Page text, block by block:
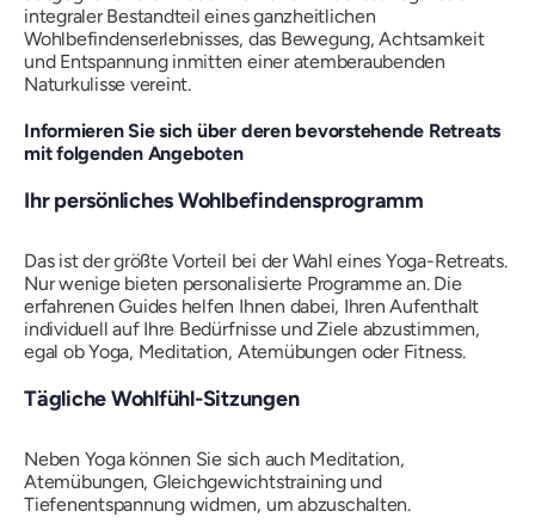
integraler Bestandteil eines ganzheitlichen
Wohlbefindenserlebnisses, das Bewegung, Achtsamkeit
und Entspannung inmitten einer atemberaubenden
Naturkulisse vereint.
Informieren Sie sich über deren bevorstehende Retreats
mit folgenden Angeboten
Ihr persönliches Wohlbefindensprogramm
Das ist der größte Vorteil bei der Wahl eines Yoga-Retreats.
Nur wenige bieten personalisierte Programme an. Die
erfahrenen Guides helfen Ihnen dabei, Ihren Aufenthalt
individuell auf Ihre Bedürfnisse und Ziele abzustimmen,
egal ob Yoga, Meditation, Atemübungen oder Fitness.
Tägliche Wohlfühl-Sitzungen
Neben Yoga können Sie sich auch Meditation,
Atemübungen, Gleichgewichtstraining und
Tiefenentspannung widmen, um abzuschalten.